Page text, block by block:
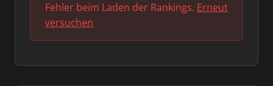
Fehler beim Laden der Rankings. Erneut
versuchen